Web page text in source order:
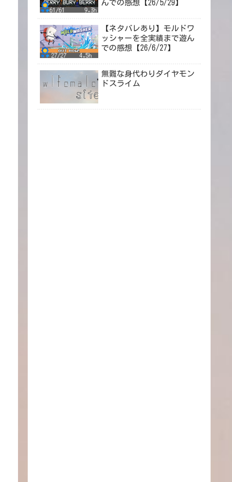
んでの感想【26/5/29】
【ネタバレあり】モルドワ
ッシャーを全実績まで遊ん
での感想【26/6/27】
無難な身代わりダイヤモン
ドスライム